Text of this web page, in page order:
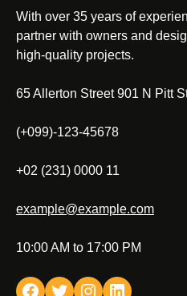
With over 35 years of
partner with owners and
high-quality projects.
65 Allerton Street 901 N Pitt
(+099)-123-45678
+02 (231) 0000 11
example@example.com
10:00 AM to 17:00 PM
Facebook Twitter Instagram LinkedIn